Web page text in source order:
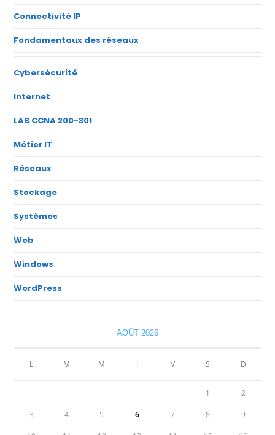
Connectivité IP
Fondamentaux des réseaux
Cybersécurité
Internet
LAB CCNA 200-301
Métier IT
Réseaux
Stockage
Systèmes
Web
Windows
WordPress
AOÛT 2026
L M M J V S D
1 2
3 4 5 6 7 8 9